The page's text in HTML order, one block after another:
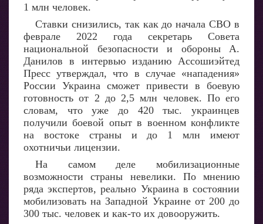
1 млн человек.
Ставки снизились, так как до начала СВО в
феврале 2022 года секретарь Совета
национальной безопасности и обороны А.
Данилов в интервью изданию Ассошиэйтед
Пресс утверждал, что в случае «нападения»
России Украина сможет привести в боевую
готовность от 2 до 2,5 млн человек. По его
словам, что уже до 420 тыс. украинцев
получили боевой опыт в военном конфликте
на востоке страны и до 1 млн имеют
охотничьи лицензии.
На самом деле мобилизационные
возможности страны невелики. По мнению
ряда экспертов, реально Украина в состоянии
мобилизовать на Западной Украине от 200 до
300 тыс. человек и как-то их довооружить.